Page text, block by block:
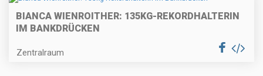
BIANCA WIENROITHER: 135KG-REKORDHALTERIN
IM BANKDRÜCKEN
Zentralraum